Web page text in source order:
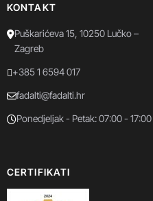
KONTAKT
Puškarićeva 15, 10250 Lučko –
Zagreb
+385 1 6594 017
fadalti@fadalti.hr
Ponedjeljak - Petak: 07:00 - 17:00
CERTIFIKATI